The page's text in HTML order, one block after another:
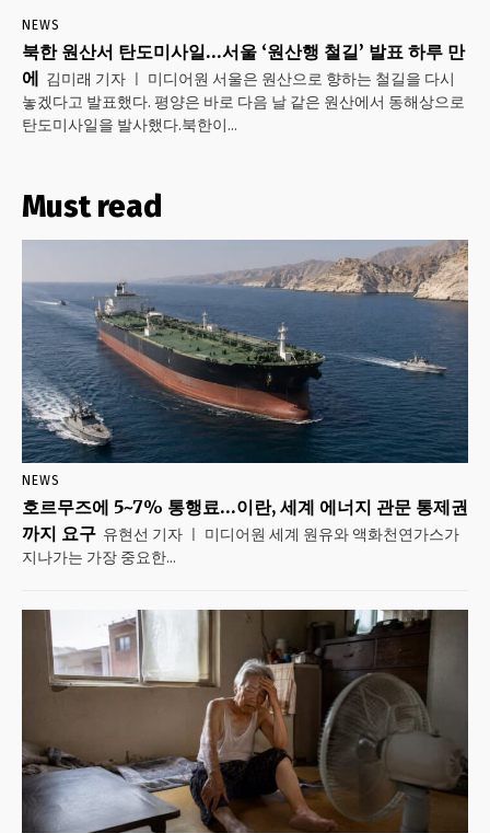
NEWS
북한 원산서 탄도미사일…서울 ‘원산행 철길’ 발표 하루 만
에 김미래 기자 ㅣ 미디어원 서울은 원산으로 향하는 철길을 다시
놓겠다고 발표했다. 평양은 바로 다음 날 같은 원산에서 동해상으로
탄도미사일을 발사했다.북한이...
Must read
NEWS
호르무즈에 5~7% 통행료…이란, 세계 에너지 관문 통제권
까지 요구 유현선 기자 ㅣ 미디어원 세계 원유와 액화천연가스가
지나가는 가장 중요한...